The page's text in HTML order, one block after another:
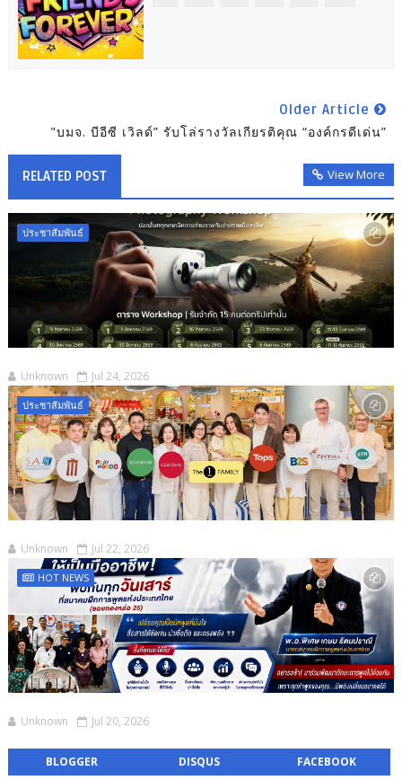
Older Article
"บมจ. บีอีซี เวิลด์” รับโล่รางวัลเกียรติคุณ “องค์กรดีเด่น”
RELATED POST View More
ประชาสัมพันธ์
Unknown Jul 24, 2026
ประชาสัมพันธ์
Unknown Jul 22, 2026
HOT NEWS
Unknown Jul 20, 2026
BLOGGER DISQUS FACEBOOK